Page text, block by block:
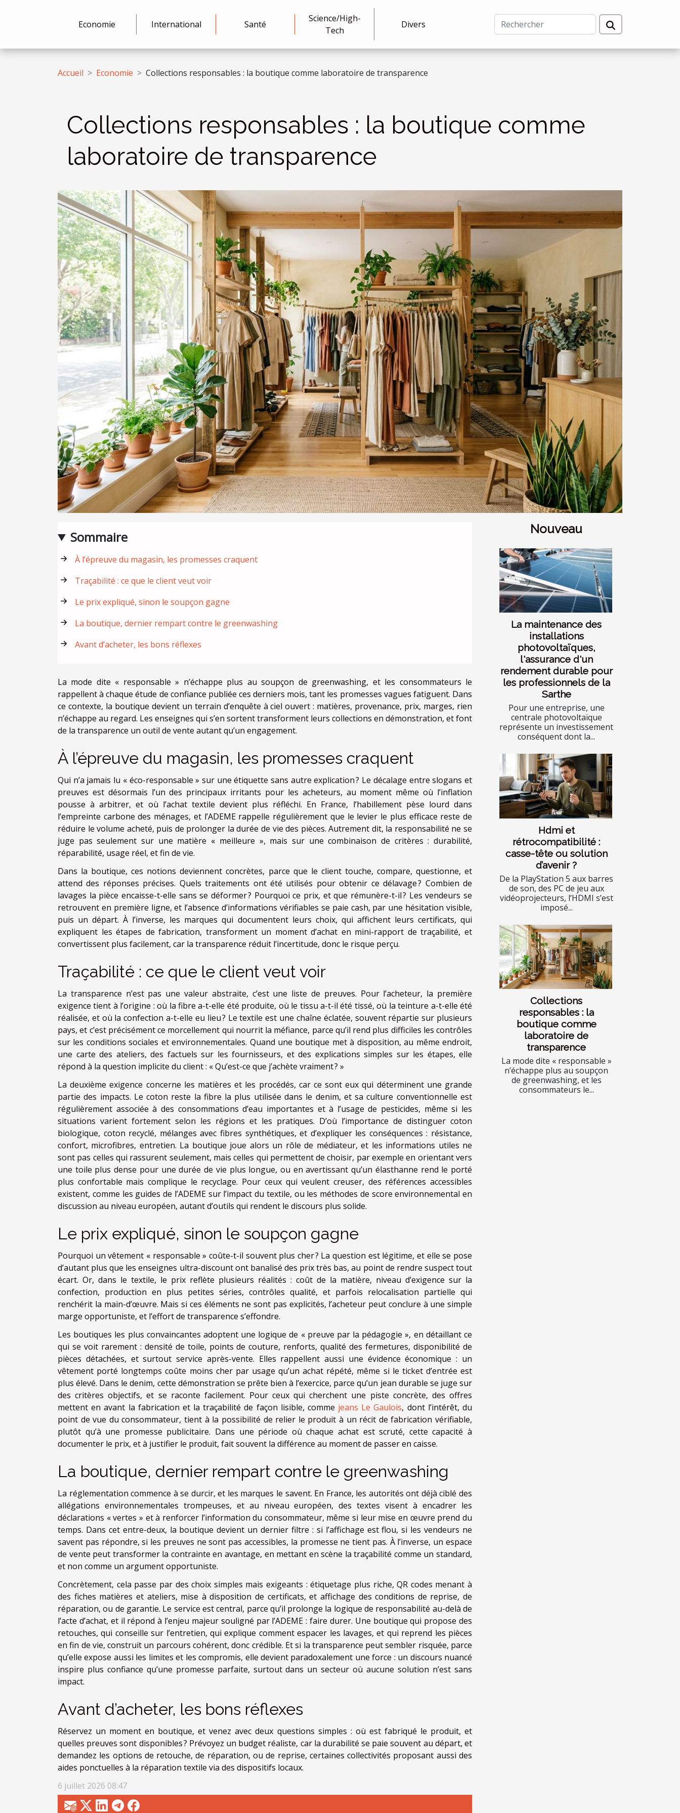
Economie International Santé
Science/High-
Tech
Divers
Accueil Economie Collections responsables : la boutique comme laboratoire de transparence
Collections responsables : la boutique comme
laboratoire de transparence
Sommaire
À l’épreuve du magasin, les promesses craquent
Traçabilité : ce que le client veut voir
Le prix expliqué, sinon le soupçon gagne
La boutique, dernier rempart contre le greenwashing
Avant d’acheter, les bons réflexes
La mode dite « responsable » n’échappe plus au soupçon de greenwashing, et les consommateurs le
rappellent à chaque étude de confiance publiée ces derniers mois, tant les promesses vagues fatiguent. Dans
ce contexte, la boutique devient un terrain d’enquête à ciel ouvert : matières, provenance, prix, marges, rien
n’échappe au regard. Les enseignes qui s’en sortent transforment leurs collections en démonstration, et font
de la transparence un outil de vente autant qu’un engagement.
À l’épreuve du magasin, les promesses craquent
Qui n’a jamais lu « éco-responsable » sur une étiquette sans autre explication ? Le décalage entre slogans et
preuves est désormais l’un des principaux irritants pour les acheteurs, au moment même où l’inflation
pousse à arbitrer, et où l’achat textile devient plus réfléchi. En France, l’habillement pèse lourd dans
l’empreinte carbone des ménages, et l’ADEME rappelle régulièrement que le levier le plus efficace reste de
réduire le volume acheté, puis de prolonger la durée de vie des pièces. Autrement dit, la responsabilité ne se
juge pas seulement sur une matière « meilleure », mais sur une combinaison de critères : durabilité,
réparabilité, usage réel, et fin de vie.
Dans la boutique, ces notions deviennent concrètes, parce que le client touche, compare, questionne, et
attend des réponses précises. Quels traitements ont été utilisés pour obtenir ce délavage ? Combien de
lavages la pièce encaisse-t-elle sans se déformer ? Pourquoi ce prix, et que rémunère-t-il ? Les vendeurs se
retrouvent en première ligne, et l’absence d’informations vérifiables se paie cash, par une hésitation visible,
puis un départ. À l’inverse, les marques qui documentent leurs choix, qui affichent leurs certificats, qui
expliquent les étapes de fabrication, transforment un moment d’achat en mini-rapport de traçabilité, et
convertissent plus facilement, car la transparence réduit l’incertitude, donc le risque perçu.
Traçabilité : ce que le client veut voir
La transparence n’est pas une valeur abstraite, c’est une liste de preuves. Pour l’acheteur, la première
exigence tient à l’origine : où la fibre a-t-elle été produite, où le tissu a-t-il été tissé, où la teinture a-t-elle été
réalisée, et où la confection a-t-elle eu lieu ? Le textile est une chaîne éclatée, souvent répartie sur plusieurs
pays, et c’est précisément ce morcellement qui nourrit la méfiance, parce qu’il rend plus difficiles les contrôles
sur les conditions sociales et environnementales. Quand une boutique met à disposition, au même endroit,
une carte des ateliers, des factuels sur les fournisseurs, et des explications simples sur les étapes, elle
répond à la question implicite du client : « Qu’est-ce que j’achète vraiment ? »
La deuxième exigence concerne les matières et les procédés, car ce sont eux qui déterminent une grande
partie des impacts. Le coton reste la fibre la plus utilisée dans le denim, et sa culture conventionnelle est
régulièrement associée à des consommations d’eau importantes et à l’usage de pesticides, même si les
situations varient fortement selon les régions et les pratiques. D’où l’importance de distinguer coton
biologique, coton recyclé, mélanges avec fibres synthétiques, et d’expliquer les conséquences : résistance,
confort, microfibres, entretien. La boutique joue alors un rôle de médiateur, et les informations utiles ne
sont pas celles qui rassurent seulement, mais celles qui permettent de choisir, par exemple en orientant vers
une toile plus dense pour une durée de vie plus longue, ou en avertissant qu’un élasthanne rend le porté
plus confortable mais complique le recyclage. Pour ceux qui veulent creuser, des références accessibles
existent, comme les guides de l’ADEME sur l’impact du textile, ou les méthodes de score environnemental en
discussion au niveau européen, autant d’outils qui rendent le discours plus solide.
Le prix expliqué, sinon le soupçon gagne
Pourquoi un vêtement « responsable » coûte-t-il souvent plus cher ? La question est légitime, et elle se pose
d’autant plus que les enseignes ultra-discount ont banalisé des prix très bas, au point de rendre suspect tout
écart. Or, dans le textile, le prix reflète plusieurs réalités : coût de la matière, niveau d’exigence sur la
confection, production en plus petites séries, contrôles qualité, et parfois relocalisation partielle qui
renchérit la main-d’œuvre. Mais si ces éléments ne sont pas explicités, l’acheteur peut conclure à une simple
marge opportuniste, et l’effort de transparence s’effondre.
Les boutiques les plus convaincantes adoptent une logique de « preuve par la pédagogie », en détaillant ce
qui se voit rarement : densité de toile, points de couture, renforts, qualité des fermetures, disponibilité de
pièces détachées, et surtout service après-vente. Elles rappellent aussi une évidence économique : un
vêtement porté longtemps coûte moins cher par usage qu’un achat répété, même si le ticket d’entrée est
plus élevé. Dans le denim, cette démonstration se prête bien à l’exercice, parce qu’un jean durable se juge sur
des critères objectifs, et se raconte facilement. Pour ceux qui cherchent une piste concrète, des offres
mettent en avant la fabrication et la traçabilité de façon lisible, comme jeans Le Gaulois, dont l’intérêt, du
point de vue du consommateur, tient à la possibilité de relier le produit à un récit de fabrication vérifiable,
plutôt qu’à une promesse publicitaire. Dans une période où chaque achat est scruté, cette capacité à
documenter le prix, et à justifier le produit, fait souvent la différence au moment de passer en caisse.
La boutique, dernier rempart contre le greenwashing
La réglementation commence à se durcir, et les marques le savent. En France, les autorités ont déjà ciblé des
allégations environnementales trompeuses, et au niveau européen, des textes visent à encadrer les
déclarations « vertes » et à renforcer l’information du consommateur, même si leur mise en œuvre prend du
temps. Dans cet entre-deux, la boutique devient un dernier filtre : si l’affichage est flou, si les vendeurs ne
savent pas répondre, si les preuves ne sont pas accessibles, la promesse ne tient pas. À l’inverse, un espace
de vente peut transformer la contrainte en avantage, en mettant en scène la traçabilité comme un standard,
et non comme un argument opportuniste.
Concrètement, cela passe par des choix simples mais exigeants : étiquetage plus riche, QR codes menant à
des fiches matières et ateliers, mise à disposition de certificats, et affichage des conditions de reprise, de
réparation, ou de garantie. Le service est central, parce qu’il prolonge la logique de responsabilité au-delà de
l’acte d’achat, et il répond à l’enjeu majeur souligné par l’ADEME : faire durer. Une boutique qui propose des
retouches, qui conseille sur l’entretien, qui explique comment espacer les lavages, et qui reprend les pièces
en fin de vie, construit un parcours cohérent, donc crédible. Et si la transparence peut sembler risquée, parce
qu’elle expose aussi les limites et les compromis, elle devient paradoxalement une force : un discours nuancé
inspire plus confiance qu’une promesse parfaite, surtout dans un secteur où aucune solution n’est sans
impact.
Avant d’acheter, les bons réflexes
Réservez un moment en boutique, et venez avec deux questions simples : où est fabriqué le produit, et
quelles preuves sont disponibles ? Prévoyez un budget réaliste, car la durabilité se paie souvent au départ, et
demandez les options de retouche, de réparation, ou de reprise, certaines collectivités proposant aussi des
aides ponctuelles à la réparation textile via des dispositifs locaux.
6 juillet 2026 08:47
Nouveau
La maintenance des
installations
photovoltaïques,
l'assurance d'un
rendement durable pour
les professionnels de la
Sarthe
Pour une entreprise, une
centrale photovoltaïque
représente un investissement
conséquent dont la...
Hdmi et
rétrocompatibilité :
casse-tête ou solution
d’avenir ?
De la PlayStation 5 aux barres
de son, des PC de jeu aux
vidéoprojecteurs, l’HDMI s’est
imposé...
Collections
responsables : la
boutique comme
laboratoire de
transparence
La mode dite « responsable »
n’échappe plus au soupçon
de greenwashing, et les
consommateurs le...